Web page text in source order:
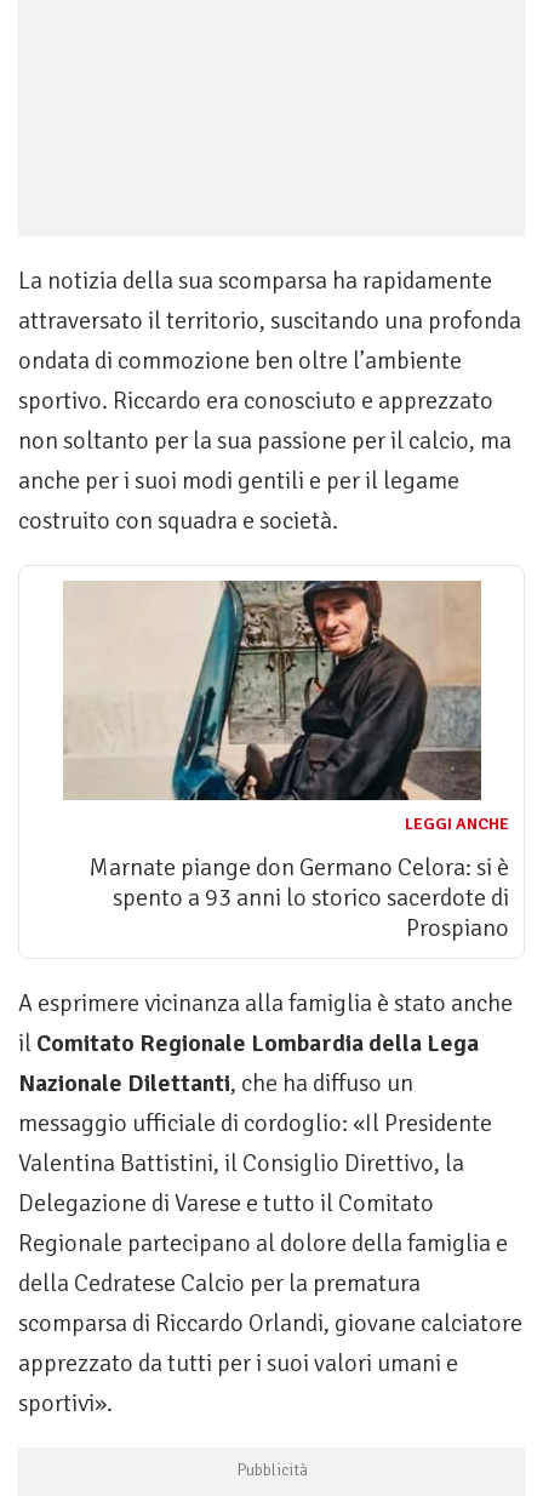
La notizia della sua scomparsa ha rapidamente
attraversato il territorio, suscitando una profonda
ondata di commozione ben oltre l’ambiente
sportivo. Riccardo era conosciuto e apprezzato
non soltanto per la sua passione per il calcio, ma
anche per i suoi modi gentili e per il legame
costruito con squadra e società.
LEGGI ANCHE
Marnate piange don Germano Celora: si è
spento a 93 anni lo storico sacerdote di
Prospiano
A esprimere vicinanza alla famiglia è stato anche
il Comitato Regionale Lombardia della Lega
Nazionale Dilettanti, che ha diffuso un
messaggio ufficiale di cordoglio: «Il Presidente
Valentina Battistini, il Consiglio Direttivo, la
Delegazione di Varese e tutto il Comitato
Regionale partecipano al dolore della famiglia e
della Cedratese Calcio per la prematura
scomparsa di Riccardo Orlandi, giovane calciatore
apprezzato da tutti per i suoi valori umani e
sportivi».